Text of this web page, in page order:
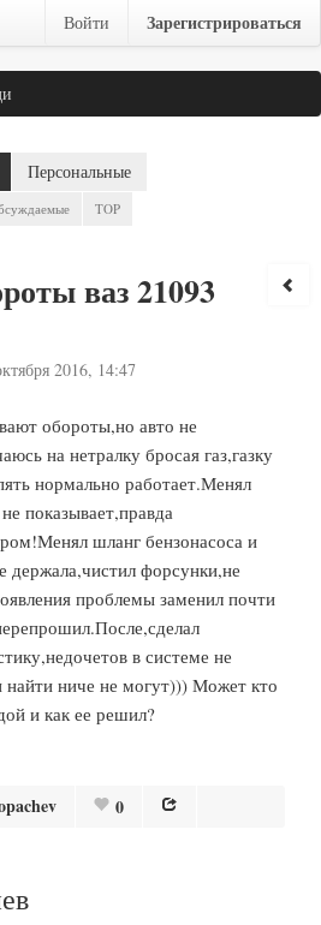
Войти Зарегистрироваться
Персональные
TOP
ваз 21093
2016, 14:47
обороты,но авто не
на нетралку бросая газ,газку
нормально работает.Менял
показывает,правда
шланг бензонасоса и
держала,чистил форсунки,не
проблемы заменил почти
в системе не
ниче не могут))) Может кто
и как ее решил?
0